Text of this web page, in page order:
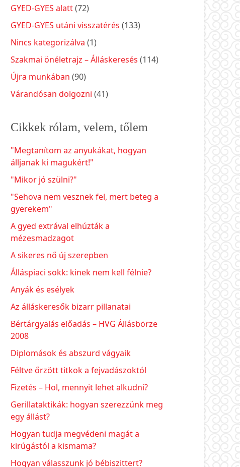
GYED-GYES alatt(72)
GYED-GYES utáni visszatérés (133)
Nincs kategorizálva (1)
Szakmai önéletrajz – Álláskeresés (114)
Újra munkában (90)
Várandósan dolgozni (41)
Cikkek rólam, velem, tőlem
"Megtanítom az anyukákat, hogyan
álljanak ki magukért!"
"Mikor jó szülni?"
"Sehova nem vesznek fel, mert beteg a
gyerekem"
A gyed extrával elhúzták a
mézesmadzagot
A sikeres nő új szerepben
Álláspiaci sokk: kinek nem kell félnie?
Anyák és esélyek
Az álláskeresők bizarr pillanatai
Bértárgyalás előadás – HVG Állásbörze
2008
Diplomások és abszurd vágyaik
Féltve őrzött titkok a fejvadászoktól
Fizetés – Hol, mennyit lehet alkudni?
Gerillataktikák: hogyan szerezzünk meg
egy állást?
Hogyan tudja megvédeni magát a
kirúgástól a kismama?
Hogyan válasszunk jó bébiszittert?